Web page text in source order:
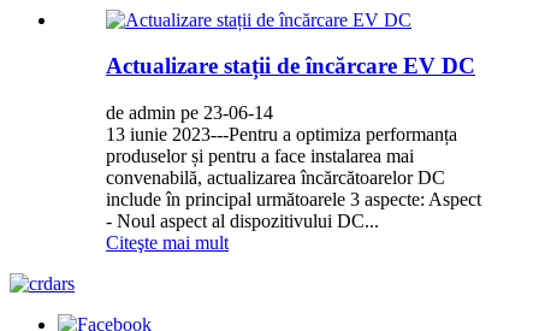
Actualizare stații de încărcare EV DC
de admin pe 23-06-14
13 iunie 2023---Pentru a optimiza performanța
produselor și pentru a face instalarea mai
convenabilă, actualizarea încărcătoarelor DC
include în principal următoarele 3 aspecte: Aspect
- Noul aspect al dispozitivului DC...
Citeşte mai mult